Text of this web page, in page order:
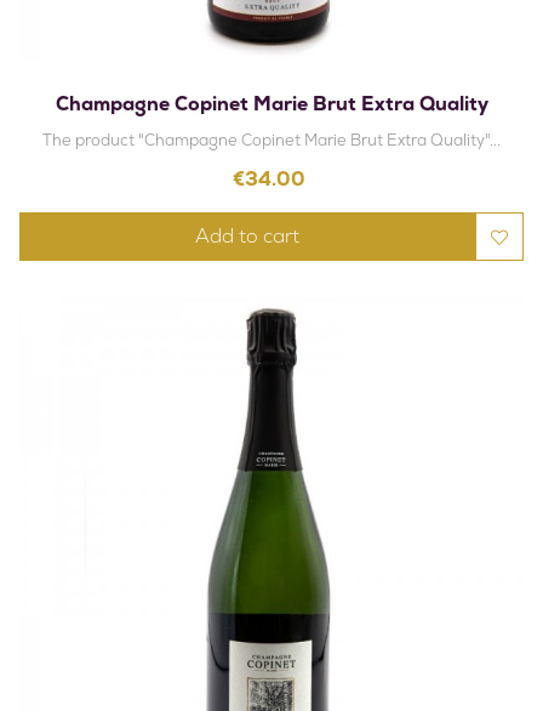
Champagne Copinet Marie Brut Extra Quality
The product "Champagne Copinet Marie Brut Extra Quality"...
Price
€34.00
Add to cart